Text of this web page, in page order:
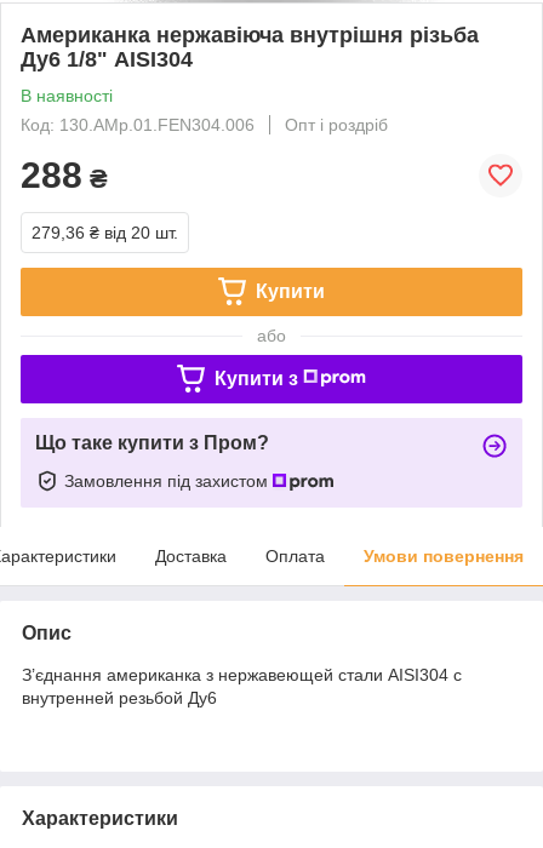
Американка нержавіюча внутрішня різьба
Ду6 1/8" AISI304
В наявності
Код: 130.AMp.01.FEN304.006
Опт і роздріб
288 ₴
279,36 ₴ від 20 шт.
Купити
або
Купити з
Що таке купити з Пром?
Замовлення під захистом
Доставка Оплата Умови повернення
Опис
З’єднання американка з нержавеющей стали AISI304 с
внутренней резьбой Ду6
Характеристики